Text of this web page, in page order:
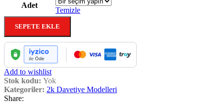
Adet
Temizle
SEPETE EKLE
Add to wishlist
Stok kodu: Yok
Kategoriler: 2k Davetiye Modelleri
Share: